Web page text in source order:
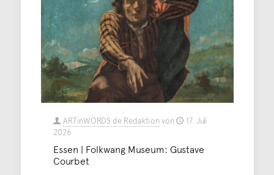
ARTinWORDS.de Redaktionvon
17. Juli
2026
Essen | Folkwang Museum: Gustave
Courbet